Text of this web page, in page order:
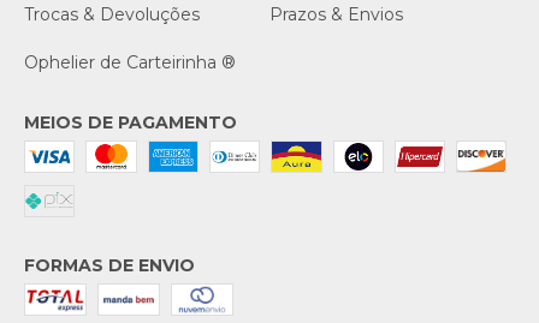
Trocas & Devoluções Prazos & Envios
Ophelier de Carteirinha ®
MEIOS DE PAGAMENTO
FORMAS DE ENVIO